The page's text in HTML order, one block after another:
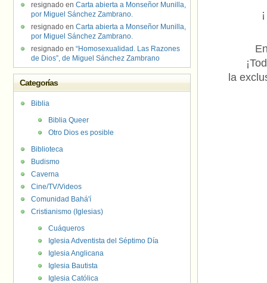
la
resignado en Carta abierta a Monseñor Munilla,
por Miguel Sánchez Zambrano.
resignado en Carta abierta a Monseñor Munilla,
por Miguel Sánchez Zambrano.
resignado en “Homosexualidad. Las Razones
de Dios”, de Miguel Sánchez Zambrano
Categorías
Biblia
Biblia Queer
Otro Dios es posible
Biblioteca
Budismo
Caverna
Cine/TV/Videos
Comunidad Bahá'í
Cristianismo (Iglesias)
Cuáqueros
Iglesia Adventista del Séptimo Día
Iglesia Anglicana
Iglesia Bautista
Iglesia Católica